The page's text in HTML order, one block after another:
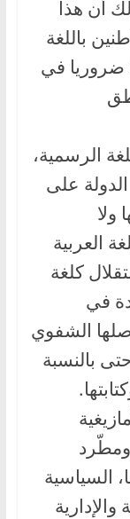
أن هذا
باللغة
ضروريا في
الرسمية،
على
ولا
العربية
كلغة
في
الشفوي
بالنسبة
السياسية
والإدارية